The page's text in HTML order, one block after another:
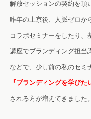
解放セッションの契約を頂
昨年の上京後、人脈ゼロか
コラボセミナーをしたり、
講座でブランディング担当
などで、 少し前の私のセミ
『ブランディングを学びた
される方が増えてきました。